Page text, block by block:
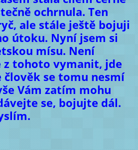
ochrnula. Ten
ale stále ještě bojuji
útoku. Nyní jsem si
mísu. Není
z tohoto vymanit, jde
se tomu nesmí
Vám zatím mohu
se, bojujte dál.